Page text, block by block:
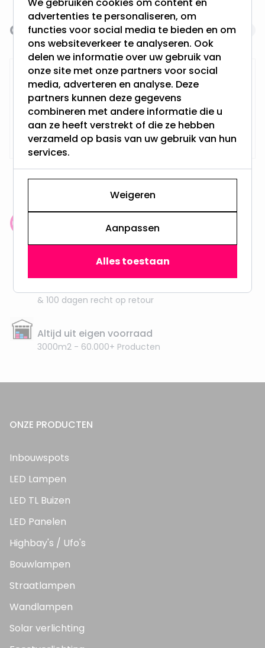
Navigating through the elements of the carousel is
Press to skip carousel
Gerelateerde producten
RTM Lighting LED Dimmer
Op voorraad,
Vandaag verzonden
29,95
Klantenbeoordeling: 9.4/10
& 100 dagen recht op retour
Altijd uit eigen voorraad
3000m2 - 60.000+ Producten
ONZE PRODUCTEN
Inbouwspots
LED Lampen
LED TL Buizen
LED Panelen
Highbay's / Ufo's
Bouwlampen
Straatlampen
Wandlampen
Solar verlichting
advertenties te personaliseren, om
functies voor social media te bieden en om
ons websiteverkeer te analyseren. Ook
delen we informatie over uw gebruik van
onze site met onze partners voor social
media, adverteren en analyse. Deze
partners kunnen deze gegevens
combineren met andere informatie die u
aan ze heeft verstrekt of die ze hebben
verzameld op basis van uw gebruik van hun
services.
Weigeren
Aanpassen
Alles toestaan